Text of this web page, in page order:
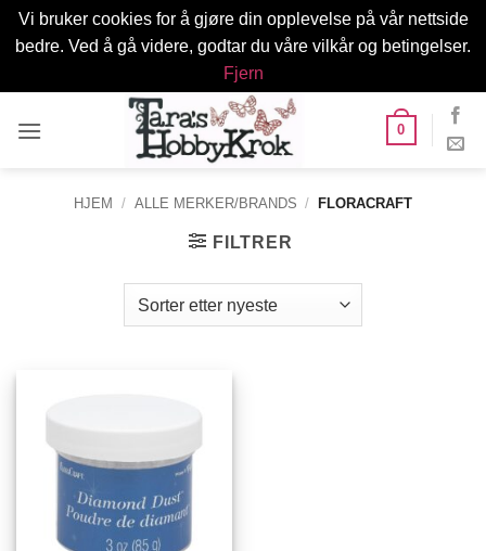
Vi bruker cookies for å gjøre din opplevelse på vår nettside
bedre. Ved å gå videre, godtar du våre vilkår og betingelser.
Fjern
0
HJEM / ALLE MERKER/BRANDS / FLORACRAFT
FILTRER